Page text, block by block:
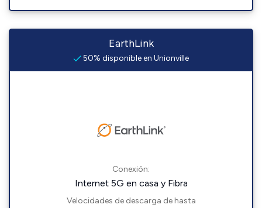
EarthLink
50% disponible en Unionville
Conexión:
Internet 5G en casa y Fibra
Velocidades de descarga de hasta